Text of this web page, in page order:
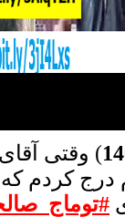
) وقتی آقای
درج کردم